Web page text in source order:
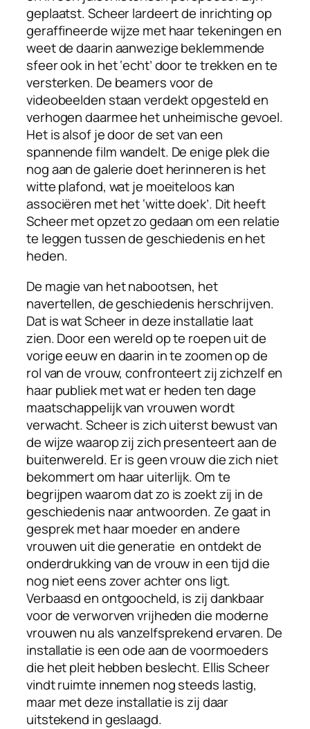
geplaatst. Scheer lardeert de inrichting op
geraffineerde wijze met haar tekeningen en
weet de daarin aanwezige beklemmende
sfeer ook in het ‘echt’ door te trekken en te
versterken. De beamers voor de
videobeelden staan verdekt opgesteld en
verhogen daarmee het unheimische gevoel.
Het is alsof je door de set van een
spannende film wandelt. De enige plek die
nog aan de galerie doet herinneren is het
witte plafond, wat je moeiteloos kan
associëren met het ‘witte doek’. Dit heeft
Scheer met opzet zo gedaan om een relatie
te leggen tussen de geschiedenis en het
heden.
De magie van het nabootsen, het
navertellen, de geschiedenis herschrijven.
Dat is wat Scheer in deze installatie laat
zien. Door een wereld op te roepen uit de
vorige eeuw en daarin in te zoomen op de
rol van de vrouw, confronteert zij zichzelf en
haar publiek met wat er heden ten dage
maatschappelijk van vrouwen wordt
verwacht. Scheer is zich uiterst bewust van
de wijze waarop zij zich presenteert aan de
buitenwereld. Er is geen vrouw die zich niet
bekommert om haar uiterlijk. Om te
begrijpen waarom dat zo is zoekt zij in de
geschiedenis naar antwoorden. Ze gaat in
gesprek met haar moeder en andere
vrouwen uit die generatie en ontdekt de
onderdrukking van de vrouw in een tijd die
nog niet eens zover achter ons ligt.
Verbaasd en ontgoocheld, is zij dankbaar
voor de verworven vrijheden die moderne
vrouwen nu als vanzelfsprekend ervaren. De
installatie is een ode aan de voormoeders
die het pleit hebben beslecht. Ellis Scheer
vindt ruimte innemen nog steeds lastig,
maar met deze installatie is zij daar
uitstekend in geslaagd.